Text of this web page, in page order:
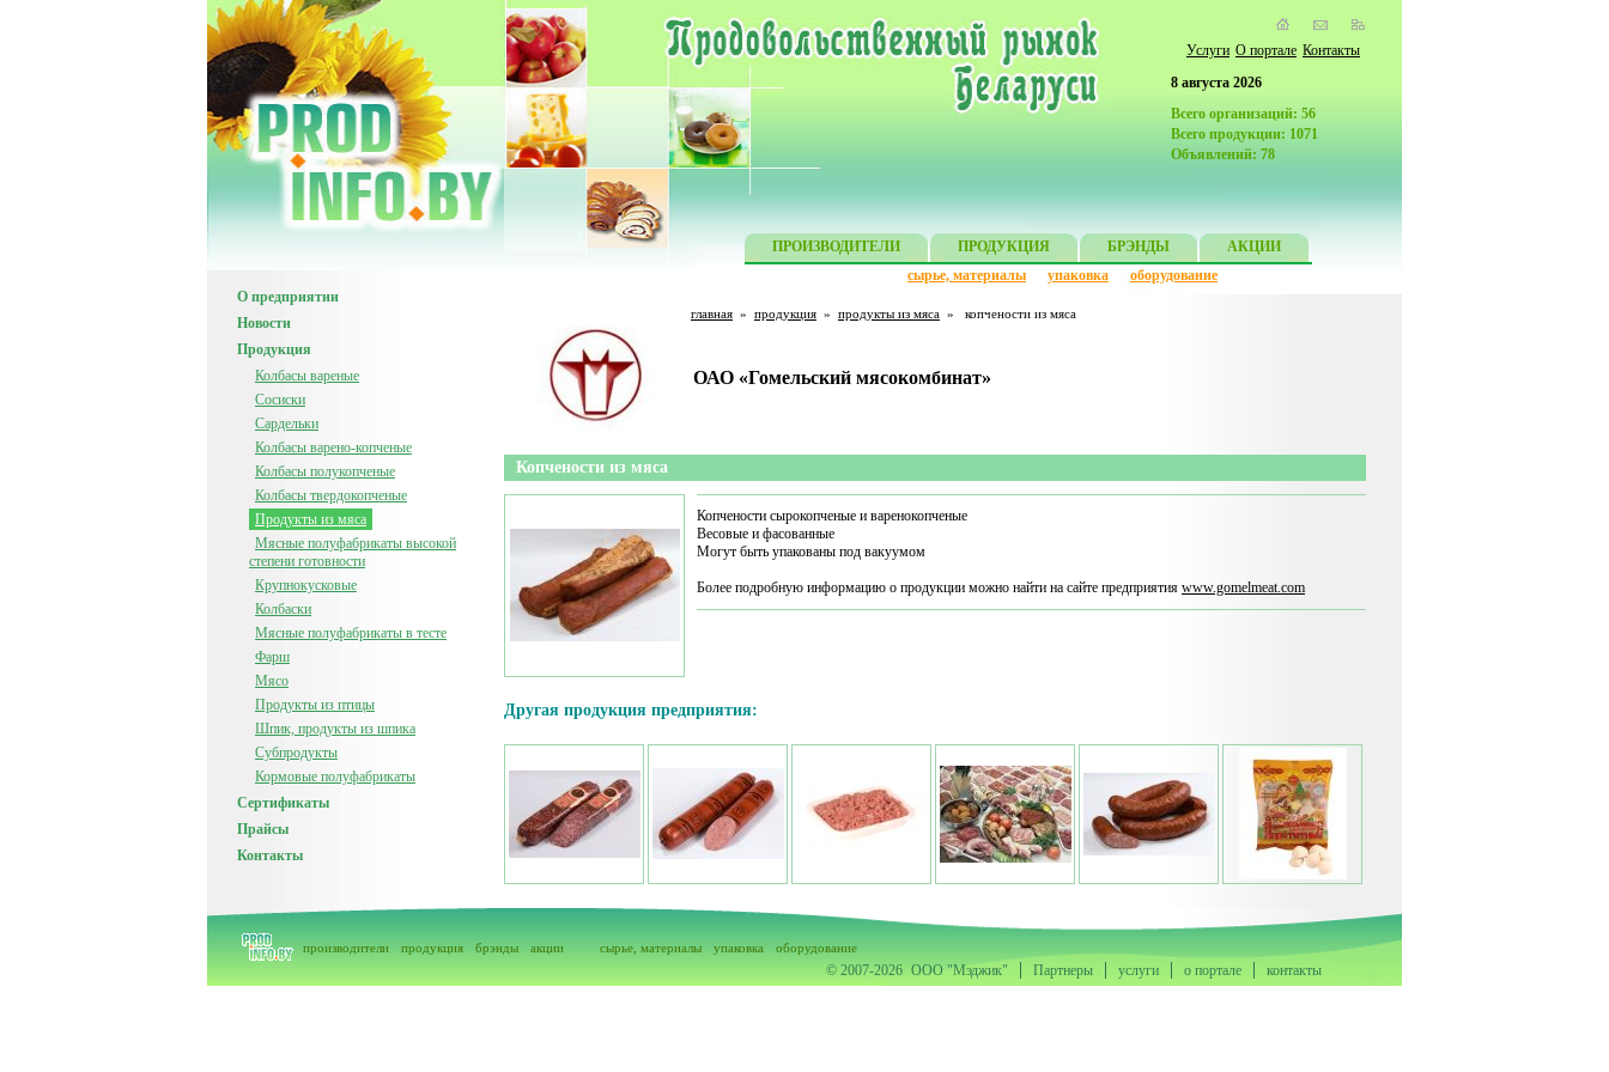
8 августа 2026
Всего организаций: 56
Всего продукции: 1071
Объявлений: 78
ПРОИЗВОДИТЕЛИ ПРОДУКЦИЯ БРЭНДЫ
АКЦИИ
сырье, материалы
упаковка оборудование
Услуги О портале Контакты
О предприятии
Новости
Продукция
Колбасы вареные
Сосиски
Сардельки
Колбасы варено-копченые
Колбасы полукопченые
Колбасы твердокопченые
Продукты из мяса
Мясные полуфабрикаты высокой
степени готовности
Крупнокусковые
Колбаски
Мясные полуфабрикаты в тесте
Фарш
Мясо
Продукты из птицы
Шпик, продукты из шпика
Субпродукты
Кормовые полуфабрикаты
Сертификаты
Прайсы
Контакты
главная » продукция » продукты из мяса » копчености из мяса
ОАО «Гомельский мясокомбинат»
Копчености из мяса
Копчености сырокопченые и варенокопченые
Весовые и фасованные
Могут быть упакованы под вакуумом
Более подробную информацию о продукции можно найти на сайте предприятия www.gomelmeat.com
Другая продукция предприятия:
производители продукция брэнды акции сырье, материалы упаковка оборудование
© 2007-2026 ООО "Мэджик" Партнеры услуги о портале контакты